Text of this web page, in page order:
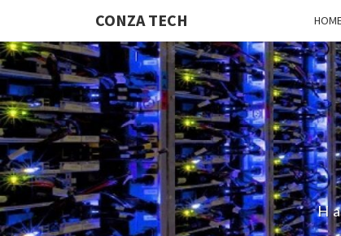
CONZA TECH